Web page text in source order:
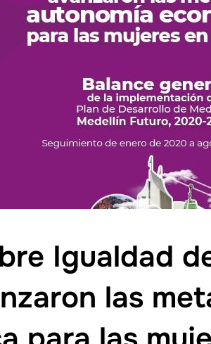
Igualdad
las